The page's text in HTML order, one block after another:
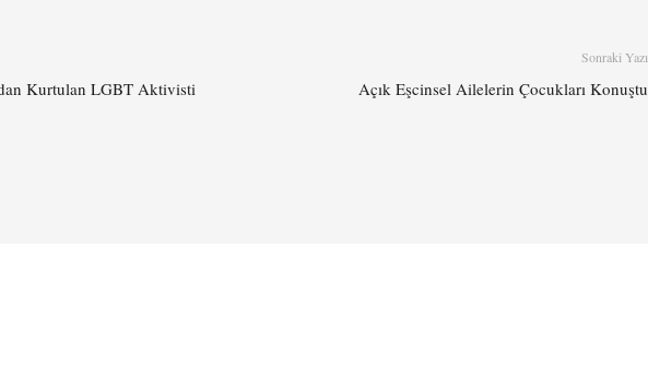
Kurtulan LGBT Aktivisti
Sonraki Yazı
Açık Eşcinsel Ailelerin Çocukları Konuştu